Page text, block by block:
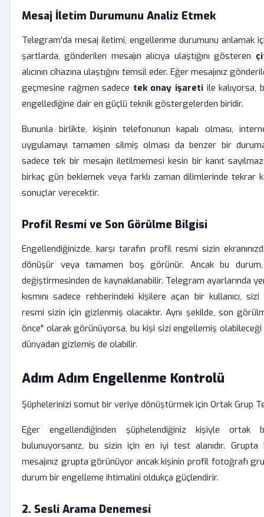
Mesaj İletim Durumunu Analiz Etmek
Telegram'da mesaj iletimi, engellenme durumunu anlamak
şartlarda, gönderilen mesajın alıcıya ulaştığını gösteren
alıcının cihazına ulaştığını temsil eder. Eğer mesajınız
geçmesine rağmen sadece tek onay işaretiile kalıyorsa,
engellediğine dair en güçlü teknik göstergelerden biridir.
Bununla birlikte, kişinin telefonunun kapalı olması,
uygulamayı tamamen silmiş olması da benzer bir
sadece tek bir mesajın iletilmemesi kesin bir kanıt
birkaç gün beklemek veya farklı zaman dilimlerinde tekrar
sonuçlar verecektir.
Profil Resmi ve Son Görülme Bilgisi
Engellendiğinizde, karşı tarafın profil resmi sizin
dönüşür veya tamamen boş görünür. Ancak bu durum,
değiştirmesinden de kaynaklanabilir. Telegram ayarlarında
kısmını sadece rehberindeki kişilere açan bir kullanıcı,
resmi sizin için gizlenmiş olacaktır. Aynı şekilde, son
önce" olarak görünüyorsa, bu kişi sizi engellemiş olabileceği
dünyadan gizlemiş de olabilir.
Adım Adım Engellenme Kontrolü
Şüphelerinizi somut bir veriye dönüştürmek için Ortak Grup
Eğer engellendiğinden şüphelendiğiniz kişiyle ortak
bulunuyorsanız, bu sizin için en iyi test alanıdır. Grupta
mesajınız grupta görünüyor ancak kişinin profil fotoğrafı
durum bir engelleme ihtimalini oldukça güçlendirir.
2. Sesli Arama Denemesi